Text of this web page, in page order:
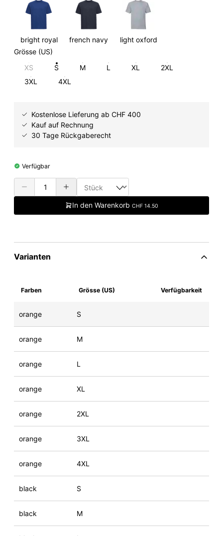
bright royal french navy
light oxford
Grösse (US)
XS
S M L XL
2XL
3XL
4XL
Kostenlose Lieferung ab CHF 400
Kauf auf Rechnung
30 Tage Rückgaberecht
Verfügbar
In den Warenkorb CHF 14.50
Varianten
Farben Grösse (US) Verfügbarkeit
orange S
orange M
orange L
orange XL
orange 2XL
orange 3XL
orange 4XL
black S
black M